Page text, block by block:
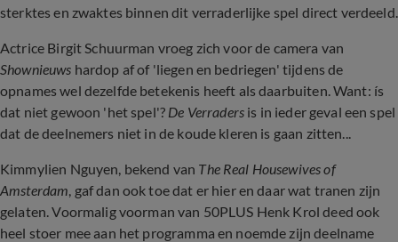
sterktes en zwaktes binnen dit verraderlijke spel direct verdeeld.
Actrice Birgit Schuurman vroeg zich voor de camera van
Shownieuws hardop af of 'liegen en bedriegen' tijdens de
opnames wel dezelfde betekenis heeft als daarbuiten. Want: ís
dat niet gewoon 'het spel'? De Verraders is in ieder geval een spel
dat de deelnemers niet in de koude kleren is gaan zitten...
Kimmylien Nguyen, bekend van The Real Housewives of
Amsterdam, gaf dan ook toe dat er hier en daar wat tranen zijn
gelaten. Voormalig voorman van 50PLUS Henk Krol deed ook
heel stoer mee aan het programma en noemde zijn deelname